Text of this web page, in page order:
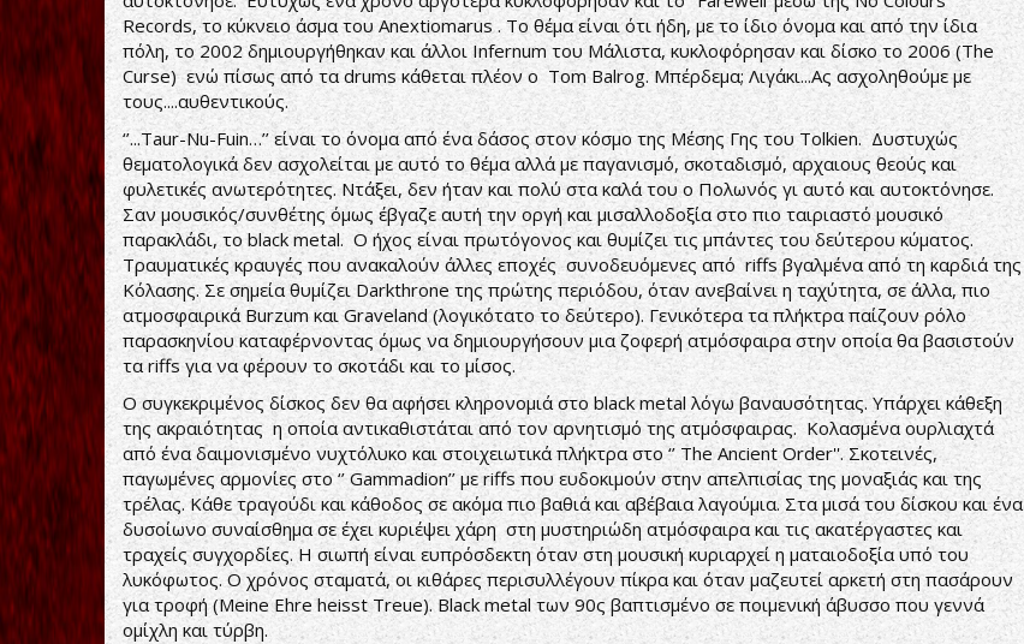
Records, το κύκνειο άσμα του Anextiomarus . Το θέμα είναι ότι ήδη, με το ίδιο όνομα και από την ίδια
πόλη, το 2002 δημιουργήθηκαν και άλλοι Ιnfernum του Μάλιστα, κυκλοφόρησαν και δίσκο το 2006 (The
Curse) ενώ πίσως από τα drums κάθεται πλέον ο Tom Balrog. Μπέρδεμα; Λιγάκι...Ας ασχοληθούμε με
τους....αυθεντικούς.
‘’...Taur-Nu-Fuin…’’ είναι το όνομα από ένα δάσος στον κόσμο της Μέσης Γης του Tolkien. Δυστυχώς
θεματολογικά δεν ασχολείται με αυτό το θέμα αλλά με παγανισμό, σκοταδισμό, αρχαιους θεούς και
φυλετικές ανωτερότητες. Ντάξει, δεν ήταν και πολύ στα καλά του ο Πολωνός γι αυτό και αυτοκτόνησε.
Σαν μουσικός/συνθέτης όμως έβγαζε αυτή την οργή και μισαλλοδοξία στο πιο ταιριαστό μουσικό
παρακλάδι, το black metal. Ο ήχος είναι πρωτόγονος και θυμίζει τις μπάντες του δεύτερου κύματος.
Τραυματικές κραυγές που ανακαλούν άλλες εποχές συνοδευόμενες από riffs βγαλμένα από τη καρδιά της
Κόλασης. Σε σημεία θυμίζει Darkthrone της πρώτης περιόδου, όταν ανεβαίνει η ταχύτητα, σε άλλα, πιο
ατμοσφαιρικά Burzum και Graveland (λογικότατο το δεύτερο). Γενικότερα τα πλήκτρα παίζουν ρόλο
παρασκηνίου καταφέρνοντας όμως να δημιουργήσουν μια ζοφερή ατμόσφαιρα στην οποία θα βασιστούν
τα riffs για να φέρουν το σκοτάδι και το μίσος.
Ο συγκεκριμένος δίσκος δεν θα αφήσει κληρονομιά στο black metal λόγω βαναυσότητας. Υπάρχει κάθεξη
της ακραιότητας η οποία αντικαθιστάται από τον αρνητισμό της ατμόσφαιρας. Κολασμένα ουρλιαχτά
από ένα δαιμονισμένο νυχτόλυκο και στοιχειωτικά πλήκτρα στο ‘’ The Ancient Order''. Σκοτεινές,
παγωμένες αρμονίες στο ‘’ Gammadion’’ με riffs που ευδοκιμούν στην απελπισίας της μοναξιάς και της
τρέλας. Κάθε τραγούδι και κάθοδος σε ακόμα πιο βαθιά και αβέβαια λαγούμια. Στα μισά του δίσκου και ένα
δυσοίωνο συναίσθημα σε έχει κυριέψει χάρη στη μυστηριώδη ατμόσφαιρα και τις ακατέργαστες και
τραχείς συγχορδίες. Η σιωπή είναι ευπρόσδεκτη όταν στη μουσική κυριαρχεί η ματαιοδοξία υπό του
λυκόφωτος. Ο χρόνος σταματά, οι κιθάρες περισυλλέγουν πίκρα και όταν μαζευτεί αρκετή στη πασάρουν
για τροφή (Meine Ehre heisst Treue). Black metal των 90ς βαπτισμένο σε ποιμενική άβυσσο που γεννά
ομίχλη και τύρβη.